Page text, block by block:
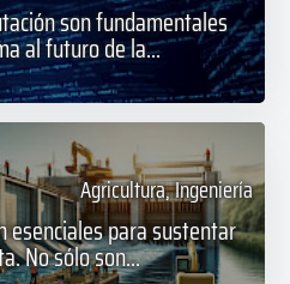
son fundamentales
al futuro de la...
Agricultura, Ingeniería
esenciales para sustentar
No sólo son...